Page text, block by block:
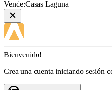
Vende:Casas Laguna
Bienvenido!
Crea una cuenta iniciando sesión